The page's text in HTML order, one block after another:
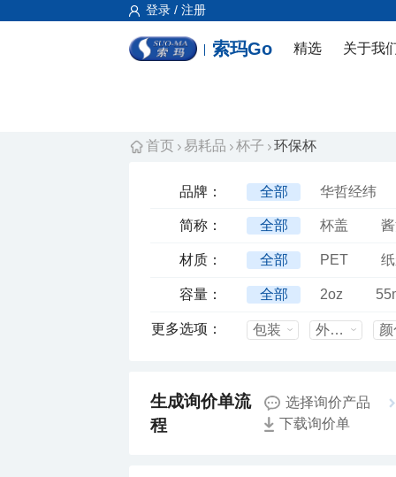
登录 / 注册
索玛Go 精选 关于我
首页 易耗品 杯子 环保杯
品牌： 全部 华哲经纬
简称： 全部 杯盖
材质： 全部 PET
容量： 全部 2oz
更多选项： 包装 外箱尺寸mm
程
选择询价产品
下载询价单